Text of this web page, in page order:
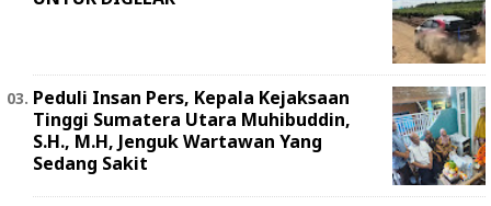
Peduli Insan Pers, Kepala Kejaksaan
Tinggi Sumatera Utara Muhibuddin,
S.H., M.H, Jenguk Wartawan Yang
Sedang Sakit